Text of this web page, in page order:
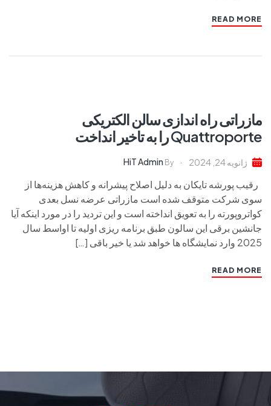
READ MORE
مازراتی راه اندازی سالن الکتریکی
Quattroporte را به تاخیر انداخت
ژانویه 24, 2024 By
HiT Admin
رقیب پورشه تایکان به دلیل اصلاح پیشرانه و کاهش هزینه‌ها از
سوی شرکت متوقف شده است مازراتی عرضه نسل بعدی
کواتروپورته را به تعویق انداخته است و این تردید را در مورد اینکه آیا
جانشین برقی این سالون طبق برنامه ریزی اولیه تا اواسط سال
2025 وارد نمایشگاه ها خواهد شد یا خیر باقی […]
READ MORE